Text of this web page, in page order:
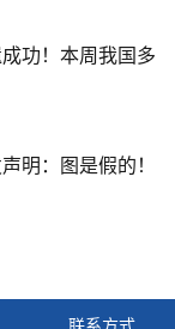
功！本周我国多
明：图是假的！